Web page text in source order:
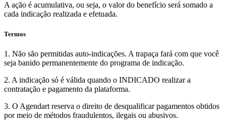
A ação é acumulativa, ou seja, o valor do benefício será somado a
cada indicação realizada e efetuada.
Termos
1. Não são permitidas auto-indicações. A trapaça fará com que você
seja banido permanentemente do programa de indicação.
2. A indicação só é válida quando o INDICADO realizar a
contratação e pagamento da plataforma.
3. O Agendart reserva o direito de desqualificar pagamentos obtidos
por meio de métodos fraudulentos, ilegais ou abusivos.